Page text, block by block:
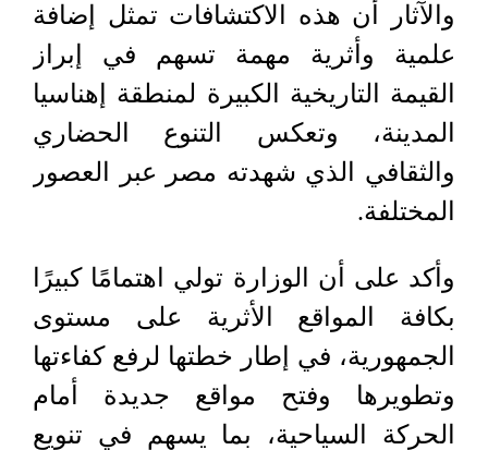
والآثار أن هذه الاكتشافات تمثل إضافة
علمية وأثرية مهمة تسهم في إبراز
القيمة التاريخية الكبيرة لمنطقة إهناسيا
المدينة، وتعكس التنوع الحضاري
والثقافي الذي شهدته مصر عبر العصور
المختلفة.
وأكد على أن الوزارة تولي اهتمامًا كبيرًا
بكافة المواقع الأثرية على مستوى
الجمهورية، في إطار خطتها لرفع كفاءتها
وتطويرها وفتح مواقع جديدة أمام
الحركة السياحية، بما يسهم في تنويع